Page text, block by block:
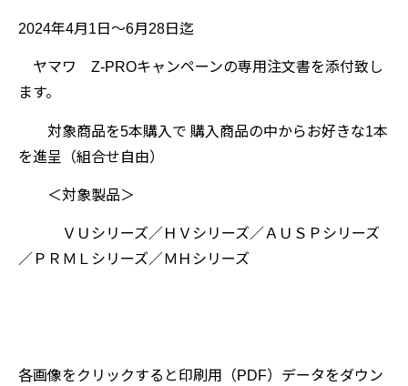
2024年4月1日～6月28日迄
ヤマワ Z-PROキャンペーンの専用注文書を添付致し
ます。
対象商品を5本購入で 購入商品の中からお好きな1本
を進呈（組合せ自由）
＜対象製品＞
ＶＵシリーズ／ＨＶシリーズ／ＡＵＳＰシリーズ
／ＰＲＭＬシリーズ／ＭＨシリーズ
各画像をクリックすると印刷用（PDF）データをダウン